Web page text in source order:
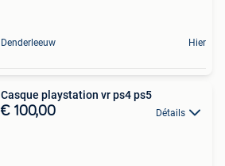
Denderleeuw Hier
Casque playstation vr ps4 ps5
€ 100,00 Détails